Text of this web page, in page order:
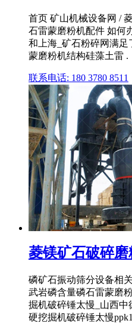
首页 矿山机械设备网 /
石雷蒙磨粉机配件 如何
和上海_矿石粉碎网满
蒙磨粉机结构硅藻土雷 .
联系电话: 180 3780 8511
菱镁矿石破碎
磷矿石振动筛分设备相
武岩磷含量磷石雷蒙磨
掘机破碎锤太慢_山西
硬挖掘机破碎锤太慢